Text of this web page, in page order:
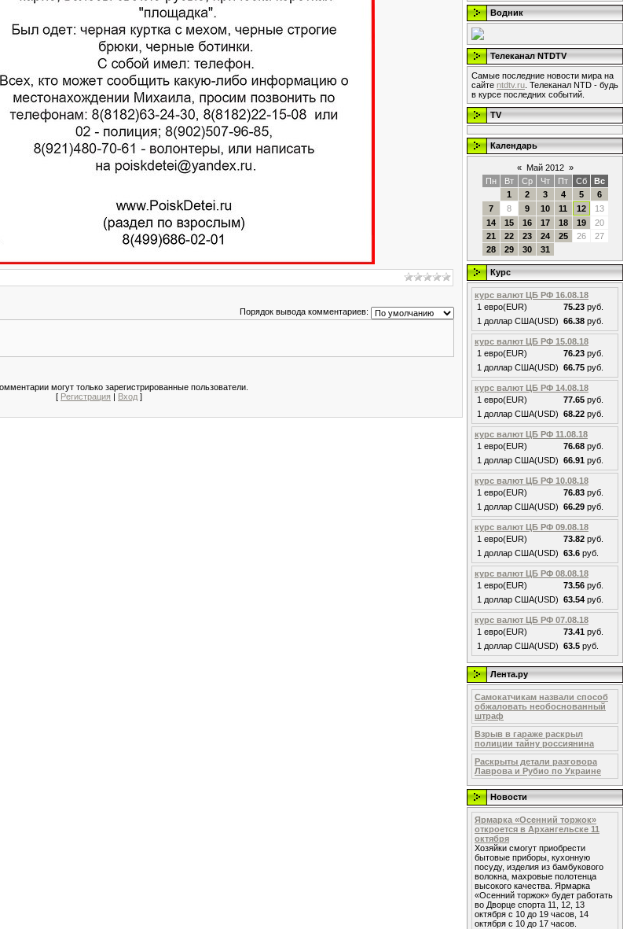
Порядок вывода комментариев:
могут только зарегистрированные пользователи.
[ Регистрация | Вход ]
Водник
Телеканал NTDTV
Самые последние новости мира на
сайте ntdtv.ru . Телеканал NTD - будь
в курсе последних событий.
TV
Календарь
« Май 2012 »
Пн
Вт Ср Чт Пт Сб
Вс
1
2 3 4 5
6
7
8 9 10 11 12
13
14
15 16 17 18 19
20
21
22 23 24 25 26
27
28
29 30 31
Курс
курс валют ЦБ РФ 16.08.18
1 евро(EUR)
75.23 руб.
1 доллар США(USD) 66.38 руб.
курс валют ЦБ РФ 15.08.18
1 евро(EUR)
76.23 руб.
1 доллар США(USD) 66.75 руб.
курс валют ЦБ РФ 14.08.18
1 евро(EUR)
77.65 руб.
1 доллар США(USD) 68.22 руб.
курс валют ЦБ РФ 11.08.18
1 евро(EUR)
76.68 руб.
1 доллар США(USD) 66.91 руб.
курс валют ЦБ РФ 10.08.18
1 евро(EUR)
76.83 руб.
1 доллар США(USD) 66.29 руб.
курс валют ЦБ РФ 09.08.18
1 евро(EUR)
73.82 руб.
1 доллар США(USD) 63.6 руб.
курс валют ЦБ РФ 08.08.18
1 евро(EUR)
73.56 руб.
1 доллар США(USD) 63.54 руб.
курс валют ЦБ РФ 07.08.18
1 евро(EUR)
73.41 руб.
1 доллар США(USD) 63.5 руб.
Лента.ру
Самокатчикам назвали способ
обжаловать необоснованный
штраф
Взрыв в гараже раскрыл
полиции тайну россиянина
Раскрыты детали разговора
Лаврова и Рубио по Украине
Новости
Ярмарка «Осенний торжок»
откроется в Архангельске 11
октября
Хозяйки смогут приобрести
бытовые приборы, кухонную
посуду, изделия из бамбукового
волокна, махровые полотенца
высокого качества. Ярмарка
«Осенний торжок» будет работать
во Дворце спорта 11, 12, 13
октября с 10 до 19 часов, 14
октября с 10 до 17 часов.